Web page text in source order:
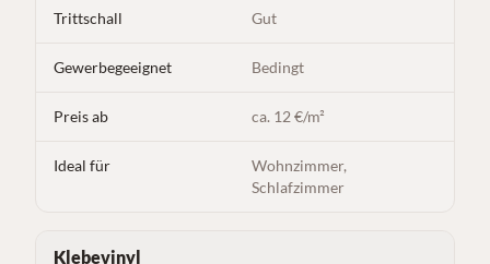
Trittschall Gut
Gewerbegeeignet Bedingt
Preis ab ca. 12 €/m²
Ideal für
Wohnzimmer,
Schlafzimmer
Klebevinyl